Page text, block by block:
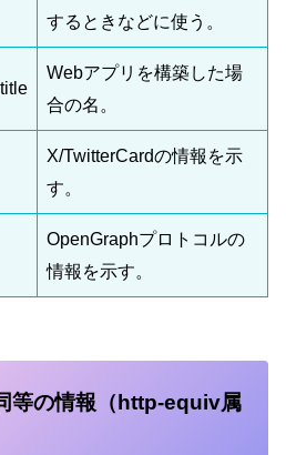
するときなどに使う。
Webアプリを構築した場
合の名。
X/TwitterCardの情報を示
す。
OpenGraphプロトコルの
情報を示す。
等の情報（http-equiv属